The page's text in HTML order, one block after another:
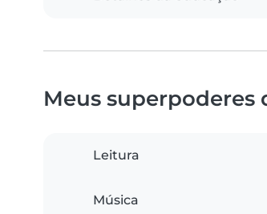
Meus superpoderes
Leitura
Música